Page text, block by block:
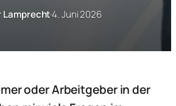
Lamprecht·4. Juni 2026
oder Arbeitgeber in der